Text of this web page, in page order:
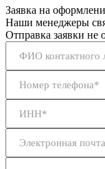
Заявка на
Наши менеджеры
Отправка заявки не
ФИО контактного
Номер телефона*
ИНН*
Электронная почта